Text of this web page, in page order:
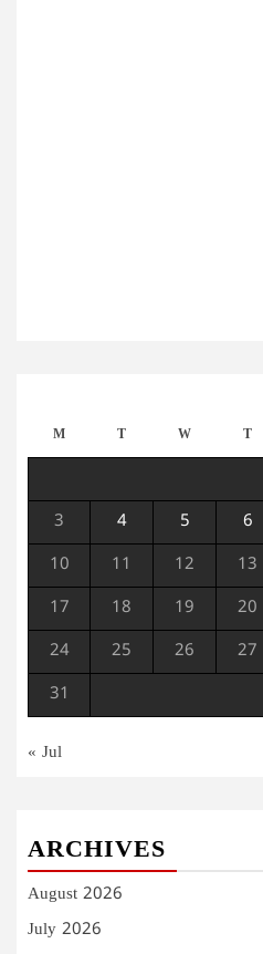
M T W T
3 4 5 6
10 11 12 13
17 18 19 20
24 25 26 27
31
« Jul
ARCHIVES
August 2026
July 2026